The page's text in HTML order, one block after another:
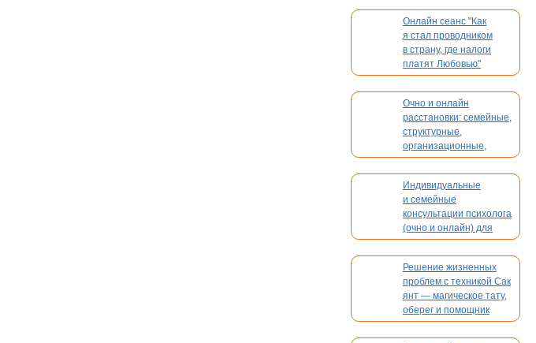
Онлайн сеанс "Как
я стал проводником
в страну, где налоги
платят Любовью"
Очно и онлайн
расстановки: семейные,
структурные,
организационные,
духовные, кармические
Индивидуальные
и семейные
консультации психолога
(очно и онлайн) для
взрослых и детей
Решение жизненных
проблем с техникой Сак
янт — магическое тату,
оберег и помощник